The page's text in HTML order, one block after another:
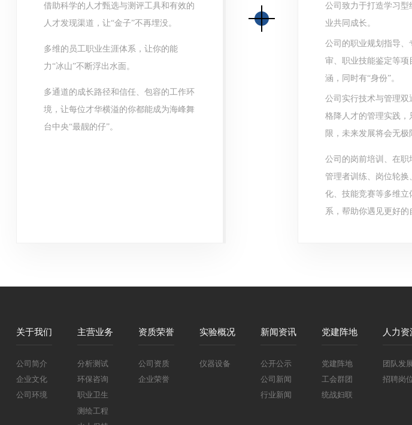
借助科学的人才甄选与测评工具和有效的
人才发现渠道，让“金子”不再埋没。
多维的员工职业生涯体系，让你的能
力“冰山”不断浮出水面。
多通道的成长路径和信任、包容的工作环
境，让每位才华横溢的你都能成为海峰舞
台中央“最靓的仔”。
公司致力于打造学习型
业共同成长。
公司的职业规划指导、
审、职业技能鉴定等项
涵，同时有“身份”。
公司实行技术与管理双
格降人才的管理实践，
限，未来发展将会无极
公司的岗前培训、在职
管理者训练、岗位轮换
化、技能竞赛等多维立
系，帮助你遇见更好的
关于我们
公司简介
企业文化
公司环境
主营业务
分析测试
环保咨询
职业卫生
测绘工程
资质荣誉
公司资质
企业荣誉
实验概况
仪器设备
新闻资讯
公开公示
公司新闻
行业新闻
党建阵地
党建阵地
工会群团
统战妇联
人力资
团队发
招聘岗